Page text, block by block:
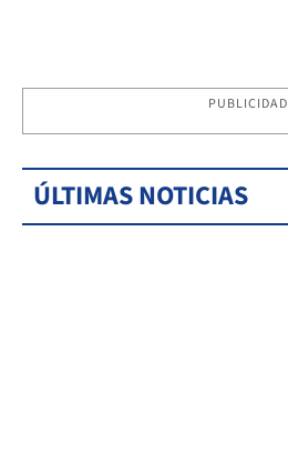
PUBLICIDAD
ÚLTIMAS NOTICIAS